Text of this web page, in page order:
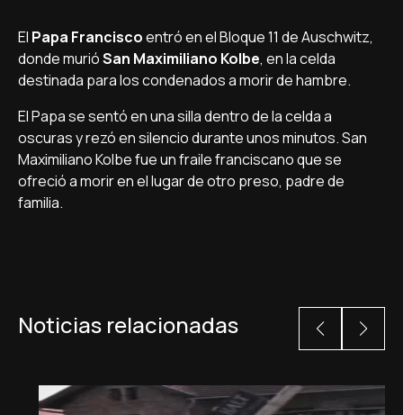
El Papa Franciscoentró en el Bloque 11 de Auschwitz,
donde murióSan Maximiliano Kolbe, en la celda
destinada para los condenados a morir de hambre.
El Papa se sentó en una silla dentro de la celda a
oscuras y rezó en silencio durante unos minutos. San
Maximiliano Kolbe fue un fraile franciscano que se
ofreció a morir en el lugar de otro preso, padre de
familia.
Noticias relacionadas